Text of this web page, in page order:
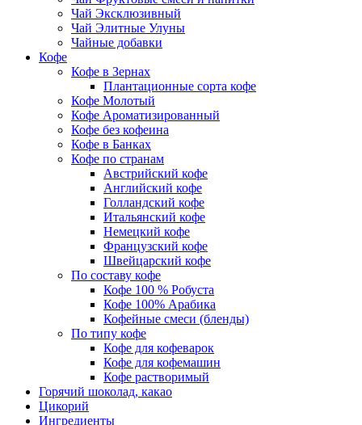
Чай Эксклюзивный
Чай Элитные Улуны
Чайные добавки
Кофе
Кофе в Зернах
Плантационные сорта кофе
Кофе Молотый
Кофе Ароматизированный
Кофе без кофеина
Кофе в Банках
Кофе по странам
Австрийский кофе
Английский кофе
Голландский кофе
Итальянский кофе
Немецкий кофе
Французский кофе
Швейцарский кофе
По составу кофе
Кофе 100 % Робуста
Кофе 100% Арабика
Кофейные смеси (бленды)
По типу кофе
Кофе для кофеварок
Кофе для кофемашин
Кофе растворимый
Горячий шоколад, какао
Цикорий
Ингредиенты